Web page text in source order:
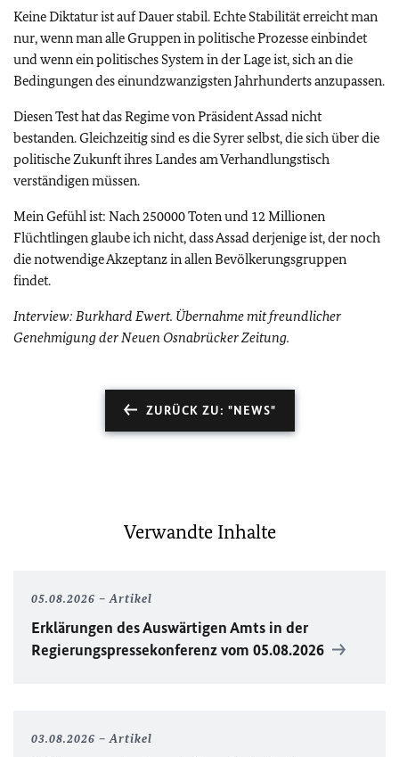
Keine Diktatur ist auf Dauer stabil. Echte Stabilität erreicht man
nur, wenn man alle Gruppen in politische Prozesse einbindet
und wenn ein politisches System in der Lage ist, sich an die
Bedingungen des einundzwanzigsten Jahrhunderts anzupassen.
Diesen Test hat das Regime von Präsident Assad nicht
bestanden. Gleichzeitig sind es die Syrer selbst, die sich über die
politische Zukunft ihres Landes am Verhandlungstisch
verständigen müssen.
Mein Gefühl ist: Nach 250000 Toten und 12 Millionen
Flüchtlingen glaube ich nicht, dass Assad derjenige ist, der noch
die notwendige Akzeptanz in allen Bevölkerungsgruppen
findet.
Interview: Burkhard Ewert. Übernahme mit freundlicher
Genehmigung der Neuen Osnabrücker Zeitung.
ZURÜCK ZU: "NEWS"
Verwandte Inhalte
05.08.2026 Artikel
Erklärungen des Auswärtigen Amts in der
Regierungspressekonferenz vom 05.08.2026
03.08.2026 Artikel